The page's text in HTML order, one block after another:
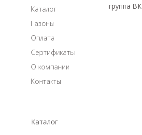
Каталог
Газоны
Оплата
Сертификаты
О компании
Контакты
Каталог
группа ВК